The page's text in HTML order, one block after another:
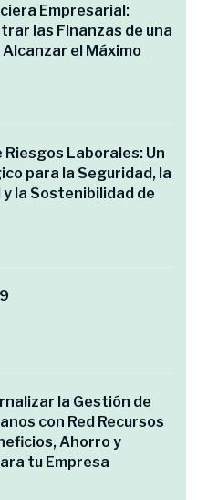
Empresarial:
las Finanzas de una
el Máximo
Riesgos Laborales: Un
para la Seguridad, la
la Sostenibilidad de
la Gestión de
con Red Recursos
Ahorro y
tu Empresa